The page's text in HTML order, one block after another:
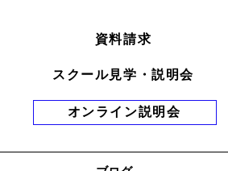
資料請求
スクール見学・説明会
オンライン説明会